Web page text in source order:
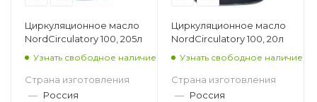
Циркуляционное масло
NordCirculatory 100, 205л
Узнать свободное наличие
Страна изготовления
— Россия
Циркуляционное масло
NordCirculatory 100, 20л
Узнать свободное наличие
Страна изготовления
— Россия